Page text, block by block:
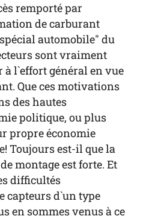
remporté par
de carburant
automobile" du
sont vraiment
l`effort général en vue
Que ces motivations
des hautes
politique, ou plus
propre économie
Toujours est-il que la
montage est forte. Et
difficultés
capteurs d`un type
en sommes venus à ce